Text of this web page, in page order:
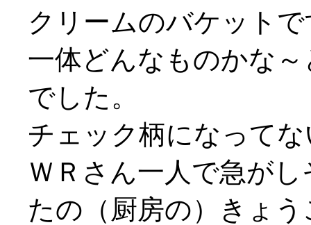
クリームのバケット
一体どんなものかな
でした。
チェック柄になって
ＷＲさん一人で急が
たの（厨房の）きょ